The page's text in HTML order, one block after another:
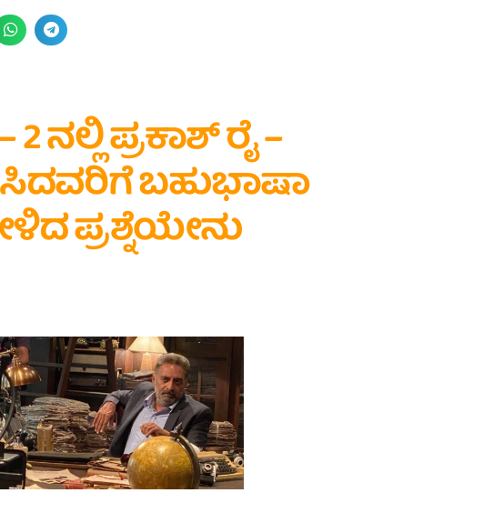
ನಲ್ಲಿ ಪ್ರಕಾಶ್ ರೈ –
ಬಹುಭಾಷಾ
ಪ್ರಶ್ನೆಯೇನು